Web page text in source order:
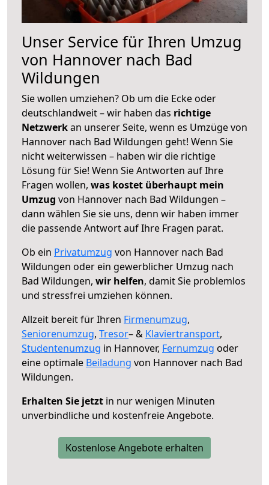
Unser Service für Ihren Umzug
von Hannover nach Bad
Wildungen
Sie wollen umziehen? Ob um die Ecke oder
deutschlandweit – wir haben das richtige
Netzwerkan unserer Seite, wenn es Umzüge von
Hannover nach Bad Wildungen geht! Wenn Sie
nicht weiterwissen – haben wir die richtige
Lösung für Sie! Wenn Sie Antworten auf Ihre
Fragen wollen, was kostet überhaupt mein
Umzug von Hannover nach Bad Wildungen –
dann wählen Sie sie uns, denn wir haben immer
die passende Antwort auf Ihre Fragen parat.
Ob ein Privatumzug von Hannover nach Bad
Wildungen oder ein gewerblicher Umzug nach
Bad Wildungen, wir helfen, damit Sie problemlos
und stressfrei umziehen können.
Allzeit bereit für Ihren Firmenumzug,
Seniorenumzug, Tresor– & Klaviertransport,
Studentenumzug in Hannover, Fernumzug oder
eine optimale Beiladung von Hannover nach Bad
Wildungen.
Erhalten Sie jetzt in nur wenigen Minuten
unverbindliche und kostenfreie Angebote.
Kostenlose Angebote erhalten